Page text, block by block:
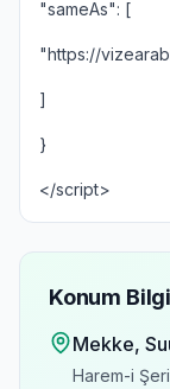
"sameAs": [
"https://
]
}
</script>
Konum
Mekke,
Harem-i